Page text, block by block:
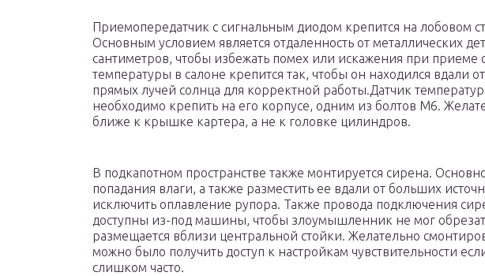
Приемопередатчик с сигнальным диодом крепится на лобовом
Основным условием является отдаленность от металлических
сантиметров, чтобы избежать помех или искажения при приеме
температуры в салоне крепится так, чтобы он находился вдали
прямых лучей солнца для корректной работы.Датчик
необходимо крепить на его корпусе, одним из болтов М6.
ближе к крышке картера, а не к головке цилиндров.
В подкапотном пространстве также монтируется сирена.
попадания влаги, а также разместить ее вдали от больших
исключить оплавление рупора. Также провода подключения
доступны из-под машины, чтобы злоумышленник не мог
размещается вблизи центральной стойки. Желательно
можно было получить доступ к настройкам чувствительности
слишком часто.